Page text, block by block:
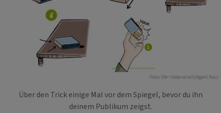
Foto: Efer Hebenstreit/Agent Azur
Über den Trick einige Mal vor dem Spiegel, bevor du ihn
deinem Publikum zeigst.